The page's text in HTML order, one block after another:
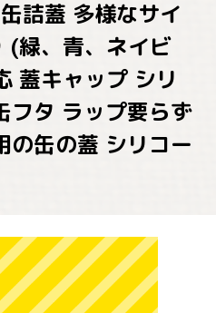
詰蓋 多様なサイ
(緑、青、ネイビ
蓋キャップ シリ
フタ ラップ要らず
の缶の蓋 シリコー